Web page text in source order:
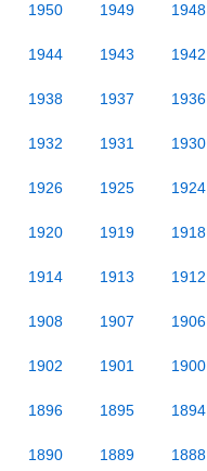
1950 1949 1948
1944 1943 1942
1938 1937 1936
1932 1931 1930
1926 1925 1924
1920 1919 1918
1914 1913 1912
1908 1907 1906
1902 1901 1900
1896 1895 1894
1890 1889 1888